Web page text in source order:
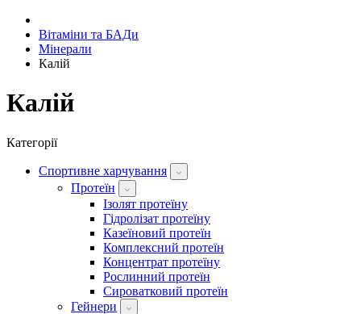
Вітаміни та БАДи
Мінерали
Калій
Калій
Категорії
Спортивне харчування
Протеїн
Ізолят протеїну
Гідролізат протеїну
Казеїновий протеїн
Комплексний протеїн
Концентрат протеїну
Рослинний протеїн
Сироватковий протеїн
Гейнери